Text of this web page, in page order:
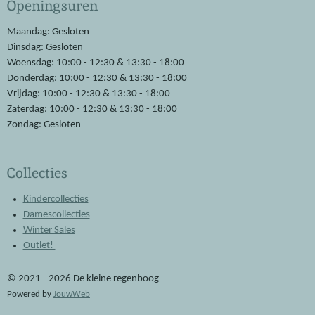
b
o
o
s
p
p
Openingsuren
Maandag: Gesloten
Dinsdag: Gesloten
Woensdag: 10:00 - 12:30 & 13:30 - 18:00
Donderdag: 10:00 - 12:30 & 13:30 - 18:00
Vrijdag: 10:00 - 12:30 & 13:30 - 18:00
Zaterdag: 10:00 - 12:30 & 13:30 - 18:00
Zondag: Gesloten
Collecties
Kindercollecties
Damescollecties
Winter Sales
Outlet!
© 2021 - 2026 De kleine regenboog
Powered by JouwWeb